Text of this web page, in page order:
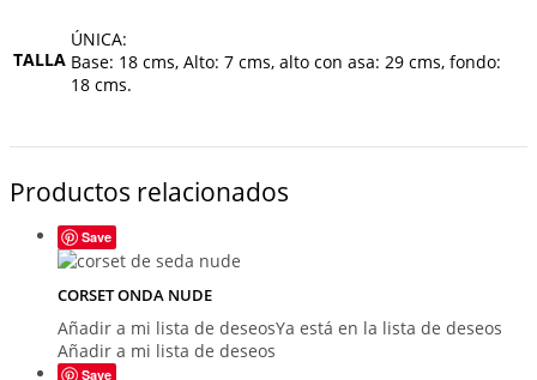
TALLA
ÚNICA:
Base: 18 cms, Alto: 7 cms, alto con asa: 29 cms, fondo:
18 cms.
Productos relacionados
Save
CORSET ONDA NUDE
Añadir a mi lista de deseosYa está en la lista de deseos
Añadir a mi lista de deseos
Save